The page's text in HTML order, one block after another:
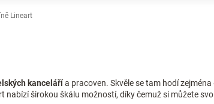
Lineart
kancelářía pracoven. Skvěle se tam hodí
širokou škálu možností, díky čemuž si můžete